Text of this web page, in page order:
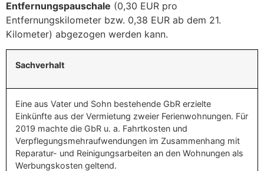
Entfernungspauschale (0,30 EUR pro
Entfernungskilometer bzw. 0,38 EUR ab dem 21.
Kilometer) abgezogen werden kann.
Sachverhalt
Eine aus Vater und Sohn bestehende GbR erzielte
Einkünfte aus der Vermietung zweier Ferienwohnungen. Für
2019 machte die GbR u. a. Fahrtkosten und
Verpflegungsmehraufwendungen im Zusammenhang mit
Reparatur- und Reinigungsarbeiten an den Wohnungen als
Werbungskosten geltend.